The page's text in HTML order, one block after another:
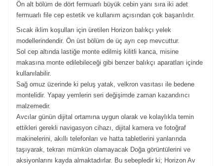
Ön alt bölüm de dört fermuarlı büyük cebin yanı sıra iki adet
fermuarlı file cep estetik ve kullanım açısından çok başarılıdır.
Sıcak iklim koşulları için üretilen Horizon balıkçı yelek
modellerindendir. Ön üst bölüm de üç ayrı cep mevcuttur.
Sol cep altında lastiğe monte edilmiş kilitli kanca, misine
makasına monte edilebileceği gibi benzer balıkçı aparatları içinde
kullanılabilir.
Sağ omuz üzerinde ki peluş yatak, velkron vasıtası ile bedene
montelidir. Yapay yemlerin seri değişimde zaman kazandırıcı
malzemedir.
Avcılar günün dijital ortamına uygun olarak ve kolaylıkla temin
ettikleri gerekli navigasyon cihazı, dijital kamera ve fotoğraf
makinelerini, akıllı telefonları ve hatta tabletlerini yanlarında
taşıyarak, tekrarı mümkün olamayacak Doğa görüntülerini ve
aksiyonlarını kayda almaktadırlar. Bu sebepledir ki; Horizon Av